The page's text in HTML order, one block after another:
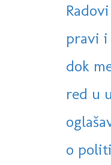
pravi
dok
red u
o